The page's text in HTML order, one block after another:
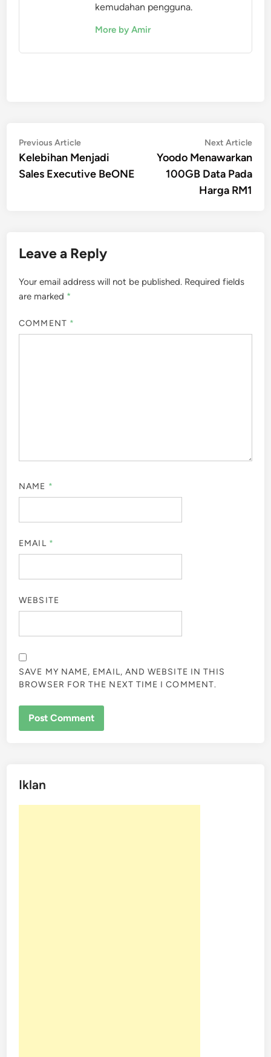
kemudahan pengguna.
More by Amir
Post
navigation
Previous ArticlePrevious
article:
Kelebihan Menjadi
Sales Executive BeONE
Next Article
Yoodo Menawarkan
100GB Data Pada
Harga RM1
Leave a Reply
Your email address will not be published. Required fields
are marked *
COMMENT *
NAME *
EMAIL *
WEBSITE
SAVE MY NAME, EMAIL, AND WEBSITE IN THIS
BROWSER FOR THE NEXT TIME I COMMENT.
Iklan